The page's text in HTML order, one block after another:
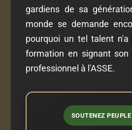
gardiens de sa
monde se demande
pourquoi un tel talent n'a
formation en signant
professionnel à l'ASSE.
SOUTENEZ